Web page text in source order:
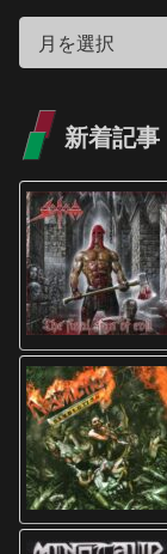
新着記事